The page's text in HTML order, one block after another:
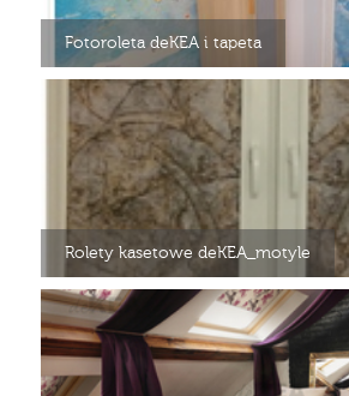
Fotoroleta deKEA i tapeta
Rolety kasetowe deKEA_motyle